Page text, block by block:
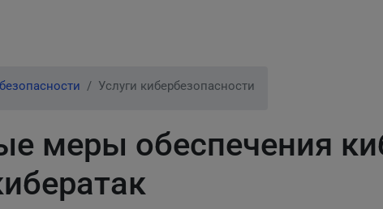
Услуги кибербезопасности
меры обеспечения